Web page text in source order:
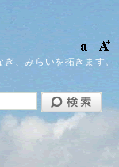
、みらいを拓きます。